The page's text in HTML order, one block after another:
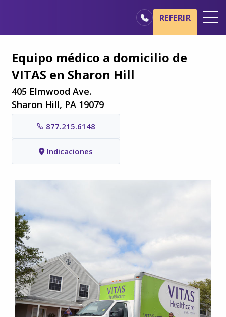
Básicos del cuidado de hospicio
Profesionales médicos
Familiares y cuidadores
REFERIR
Equipo médico a domicilio de
VITAS en Sharon Hill
405 Elmwood Ave.
Sharon Hill, PA 19079
877.215.6148
Indicaciones